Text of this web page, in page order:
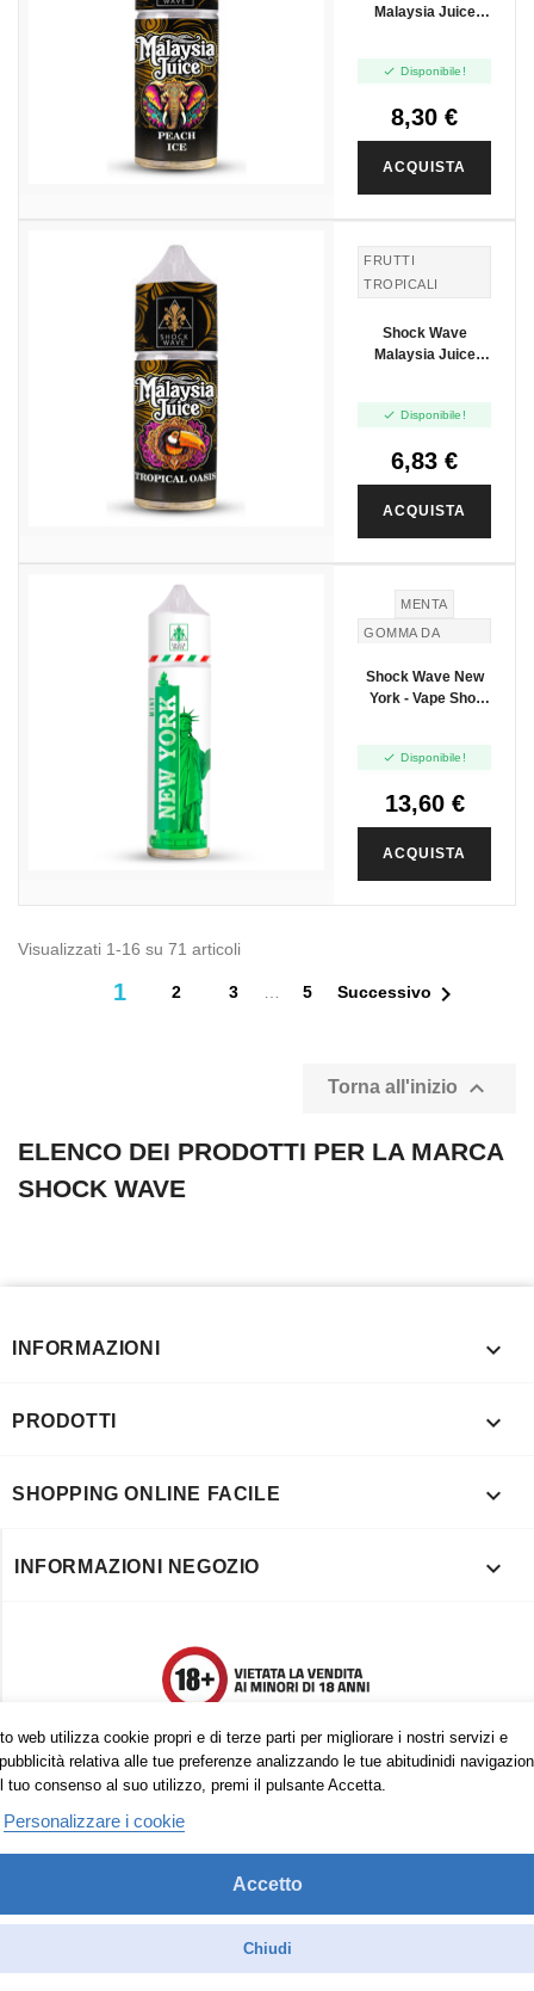
Malaysia Juice
 Disponibile!
8,30 €
ACQUISTA
FRUTTI
TROPICALI
Shock Wave
Malaysia Juice
 Disponibile!
6,83 €
ACQUISTA
MENTA
GOMMA DA
Shock Wave New
York - Vape Shot
 Disponibile!
13,60 €
ACQUISTA
Visualizzati 1-16 su 71 articoli
1 2 3 … 5 Successivo 
Torna all'inizio 
ELENCO DEI PRODOTTI PER LA MARCA
SHOCK WAVE
web utilizza cookie propri e di terze parti per migliorare i nostri servizi e
relativa alle tue preferenze analizzando le tue abitudinidi
tuo consenso al suo utilizzo, premi il pulsante Accetta.
Personalizzare i cookie
Accetto
Chiudi
INFORMAZIONI 
PRODOTTI 
SHOPPING ONLINE FACILE 
INFORMAZIONI NEGOZIO 
Trovaci anche su: